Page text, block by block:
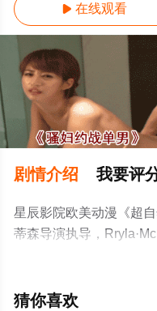
 在线观看
剧情介绍 我要评
星辰影院欧美动漫《超
蒂森导演执导，
等明星精彩演绎的加拿
辰影视，更多相关信息
猜你喜欢